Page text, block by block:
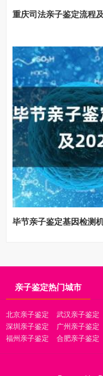
重庆司法亲子鉴定流程
毕节亲子鉴定基因检测
亲子鉴定热门城市
北京亲子鉴定 武汉亲子鉴定
深圳亲子鉴定
广州亲子鉴定
福州亲子鉴定
合肥亲子鉴定